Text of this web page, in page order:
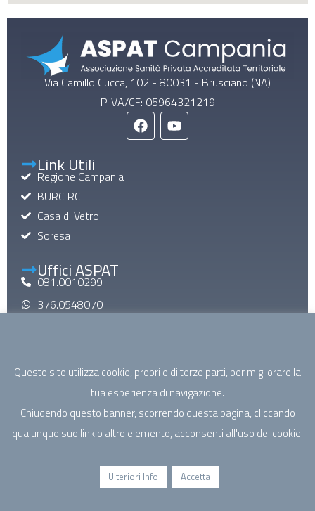
Via Camillo Cucca, 102 - 80031 - Brusciano (NA)
P.IVA/CF: 05964321219
Link Utili
Regione Campania
BURC RC
Casa di Vetro
Soresa
Uffici ASPAT
081.0010299
376.0548070
Mail di Macroarea
specialistica@aspatcampania.it
riabilitazione@aspatcampania.it
sociosanitario@aspatcampania.it
salutementale@aspatcampania.it
©2026 - ASPAT Campania. Associazione Sanità Privata
Questo sito utilizza cookie, propri e di terze parti, per migliorare la
tua esperienza di navigazione.
Chiudendo questo banner, scorrendo questa pagina, cliccando
qualunque suo link o altro elemento, acconsenti all'uso dei cookie.
Ulteriori Info Accetta